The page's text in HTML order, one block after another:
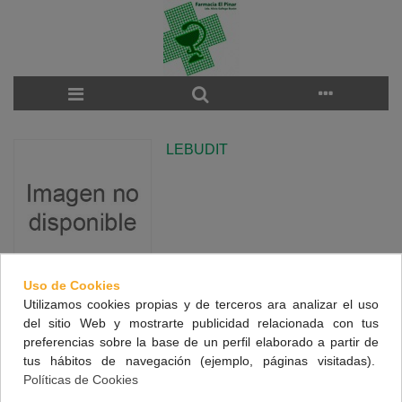
LEBUDIT
There are no products on the category.
NUESTRA FARMACIA
Uso de Cookies
Utilizamos cookies propias y de terceros ara analizar el uso
del sitio Web y mostrarte publicidad relacionada con tus
preferencias sobre la base de un perfil elaborado a partir de
tus hábitos de navegación (ejemplo, páginas visitadas).
Políticas de Cookies